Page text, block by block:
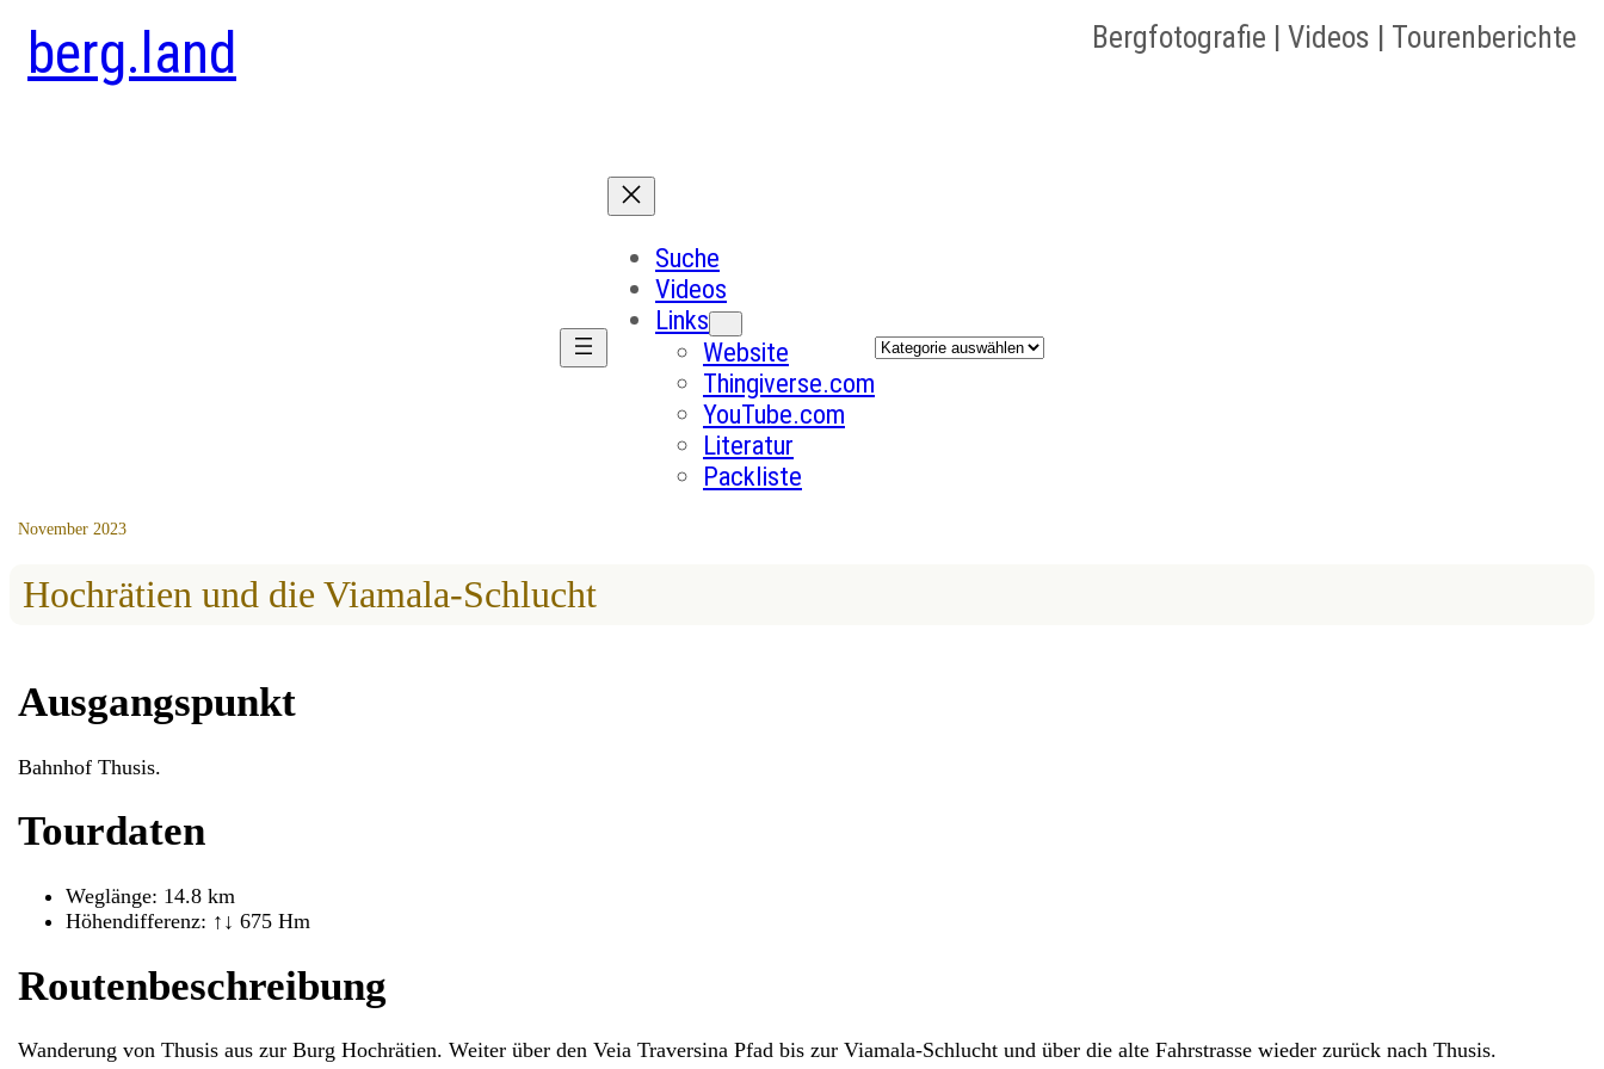
berg.land Bergfotografie | Videos | Tourenberichte
Suche
Videos
Links
Website
Thingiverse.com
YouTube.com
Literatur
Packliste
Kategorien
November 2023
Hochrätien und die Viamala-Schlucht
Ausgangspunkt
Bahnhof Thusis.
Tourdaten
Weglänge: 14.8 km
Höhendifferenz: ↑↓ 675 Hm
Routenbeschreibung
Wanderung von Thusis aus zur Burg Hochrätien. Weiter über den Veia Traversina Pfad bis zur Viamala-Schlucht und über die alte Fahrstrasse wieder zurück nach Thusis.